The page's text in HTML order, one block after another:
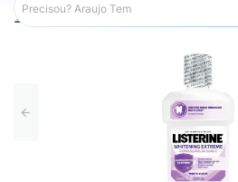
Araujo Higiene Pessoal